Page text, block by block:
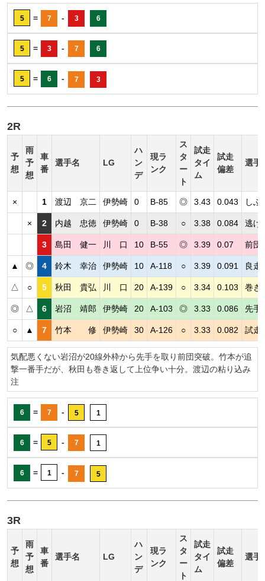
5 = 7 - 3 6
5 = 3 - 7 6
5 = 6 - 7 3
2R
予
想
雨
予
想
車
番
選手名 LG
ハ
ン
デ
現ラ
ンク
ス
タ
ー
ト
試走
タイ
ム
試走
偏差
選手
× 1 渡辺 京二 伊勢崎 0 B-85 ◎ 3.43 0.043 しぶ
× 2 内越 忠徳 伊勢崎 0 B-38 ○ 3.38 0.084 逃げ
3 島田 健一 川 口 10 B-55 ◎ 3.39 0.07 前団
▲ ◎ 4 鈴木 幸治 伊勢崎 10 A-118 ○ 3.39 0.091 良走
△ ○ 5 秋田 貴弘 川 口 20 A-139 ○ 3.34 0.103 巻き
◎ △ 6 岩沼 靖郎 伊勢崎 20 A-103 ◎ 3.33 0.086 先手
○ ▲ 7 竹本 修 伊勢崎 30 A-126 ○ 3.33 0.082 試走
気配悪くない岩沼が20線外枠から先手を取り前団突破。竹本が追
撃一番手だが、秋田も巻き返して上位争い十分。渡辺の粘り込み
注
6 = 7 - 5 1
6 = 5 - 7 1
6 = 1 - 7 5
3R
予
想
雨
予
想
車
番
選手名 LG
ハ
ン
デ
現ラ
ンク
ス
タ
ー
ト
試走
タイ
ム
試走
偏差
選手